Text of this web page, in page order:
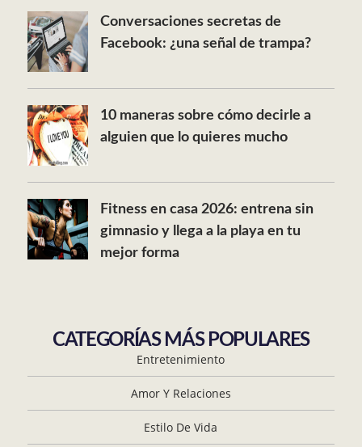
Conversaciones secretas de
Facebook: ¿una señal de trampa?
10 maneras sobre cómo decirle a
alguien que lo quieres mucho
Fitness en casa 2026: entrena sin
gimnasio y llega a la playa en tu
mejor forma
CATEGORÍAS MÁS POPULARES
Entretenimiento
Amor Y Relaciones
Estilo De Vida